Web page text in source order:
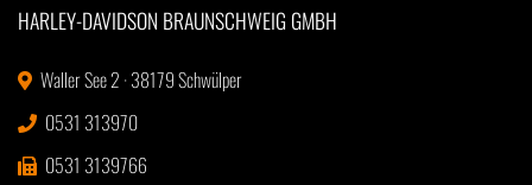
HARLEY-DAVIDSON BRAUNSCHWEIG GMBH
Waller See 2 · 38179 Schwülper
0531 313970
0531 3139766